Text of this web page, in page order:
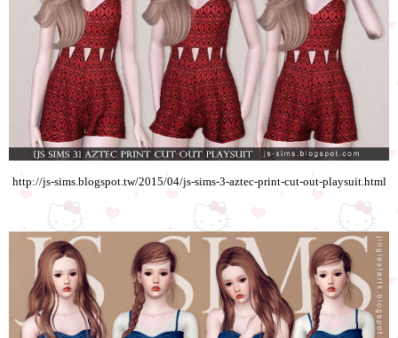
http://js-sims.blogspot.tw/2015/04/js-sims-3-aztec-print-cut-out-playsuit.html